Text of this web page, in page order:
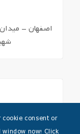
اصفهان –
consent or
now! Click